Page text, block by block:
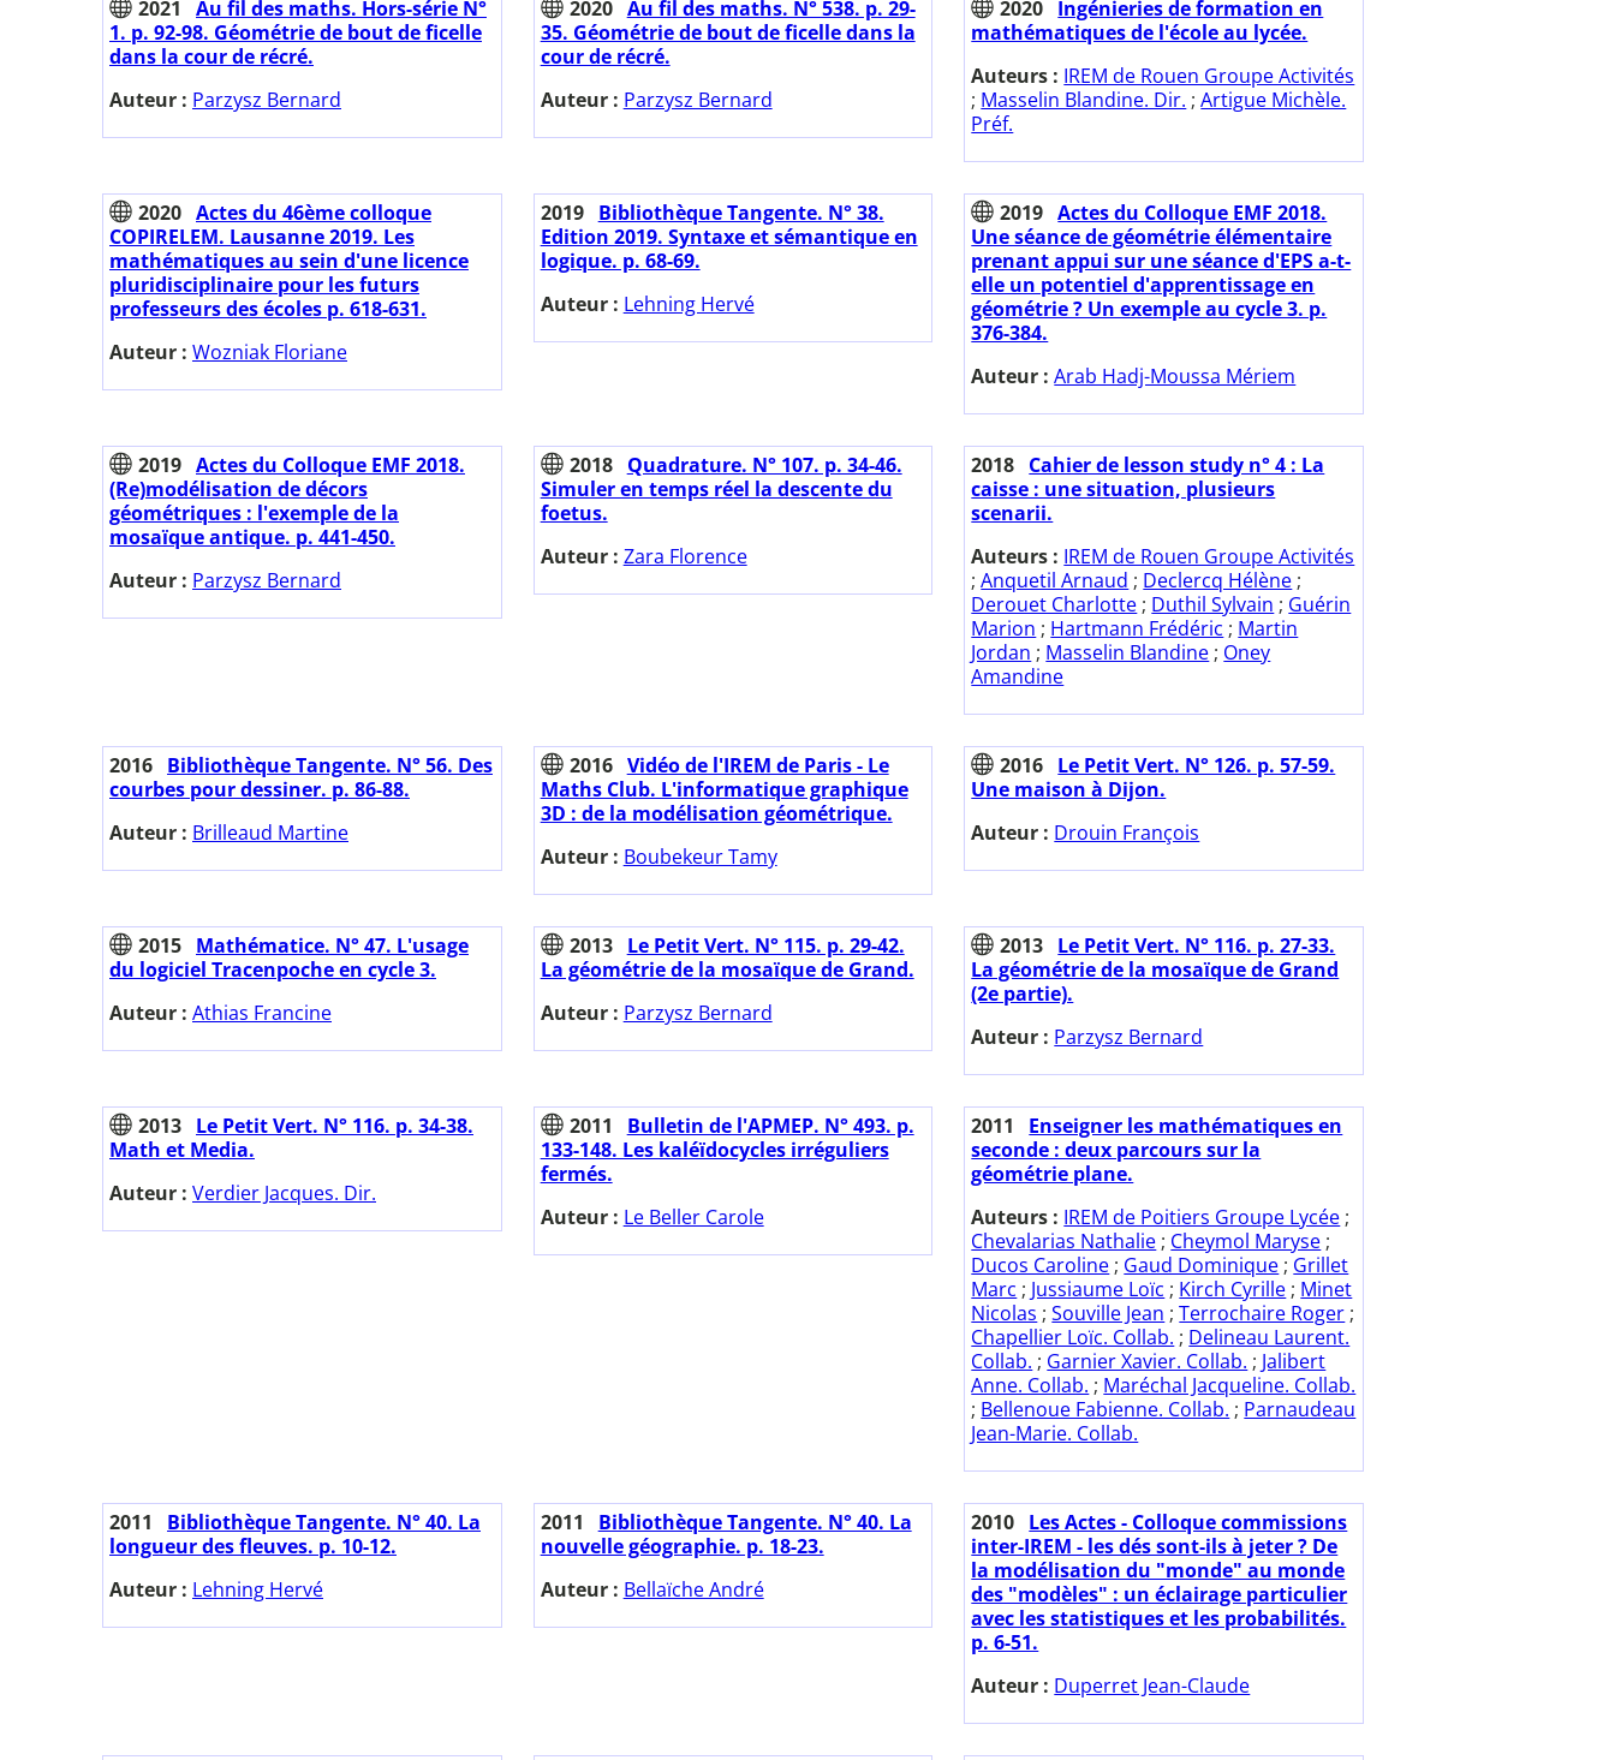
2021
Au fil des maths. Hors-série N°
1. p. 92-98. Géométrie de bout de ficelle
dans la cour de récré.
Auteur : Parzysz Bernard
2020 Au fil des maths. N° 538. p. 29-
35. Géométrie de bout de ficelle dans la
cour de récré.
Auteur : Parzysz Bernard
2020 Ingénieries de formation en
mathématiques de l'école au lycée.
Auteurs : IREM de Rouen Groupe Activités
; Masselin Blandine. Dir. ;Artigue Michèle.
Préf.
2020 Actes du 46ème colloque
COPIRELEM. Lausanne 2019. Les
mathématiques au sein d'une licence
pluridisciplinaire pour les futurs
professeurs des écoles p. 618-631.
Auteur : Wozniak Floriane
2019
Bibliothèque Tangente. N° 38.
Edition 2019. Syntaxe et sémantique en
logique. p. 68-69.
Auteur : Lehning Hervé
2019 Actes du Colloque EMF 2018.
Une séance de géométrie élémentaire
prenant appui sur une séance d'EPS a-t-
elle un potentiel d'apprentissage en
géométrie ? Un exemple au cycle 3. p.
376-384.
Auteur :Arab Hadj-Moussa Mériem
2019 Actes du Colloque EMF 2018.
(Re)modélisation de décors
géométriques : l'exemple de la
mosaïque antique. p. 441-450.
Auteur : Parzysz Bernard
2018
Quadrature. N° 107. p. 34-46.
Simuler en temps réel la descente du
foetus.
Auteur : Zara Florence
2018 Cahier de lesson study n° 4 : La
caisse : une situation, plusieurs
scenarii.
Auteurs : IREM de Rouen Groupe Activités
;Anquetil Arnaud ; Declercq Hélène ;
Derouet Charlotte ; Duthil Sylvain ; Guérin
Marion ; Hartmann Frédéric ; Martin
Jordan ; Masselin Blandine ; Oney
Amandine
2016 Bibliothèque Tangente. N° 56. Des
courbes pour dessiner. p. 86-88.
Auteur : Brilleaud Martine
2016 Vidéo de l'IREM de Paris - Le
Maths Club. L'informatique graphique
3D : de la modélisation géométrique.
Auteur : Boubekeur Tamy
2016 Le Petit Vert. N° 126. p. 57-59.
Une maison à Dijon.
Auteur : Drouin François
2015 Mathématice. N° 47. L'usage
du logiciel Tracenpoche en cycle 3.
Auteur : Athias Francine
2013
Le Petit Vert. N° 115. p. 29-42.
La géométrie de la mosaïque de Grand.
Auteur : Parzysz Bernard
2013 Le Petit Vert. N° 116. p. 27-33.
La géométrie de la mosaïque de Grand
(2e partie).
Auteur : Parzysz Bernard
2013 Le Petit Vert. N° 116. p. 34-38.
Math et Media.
Auteur : Verdier Jacques. Dir.
2011
Bulletin de l'APMEP. N° 493. p.
133-148. Les kaléïdocycles irréguliers
fermés.
Auteur : Le Beller Carole
2011
Enseigner les mathématiques en
seconde : deux parcours sur la
géométrie plane.
Auteurs : IREM de Poitiers Groupe Lycée ;
Chevalarias Nathalie ; Cheymol Maryse ;
Ducos Caroline ; Gaud Dominique ; Grillet
Marc ; Jussiaume Loïc ; Kirch Cyrille ; Minet
Nicolas ;Souville Jean ;Terrochaire Roger ;
Chapellier Loïc. Collab. ; Delineau Laurent.
Collab. ; Garnier Xavier. Collab. ; Jalibert
Anne. Collab. ; Maréchal Jacqueline. Collab.
; Bellenoue Fabienne. Collab. ; Parnaudeau
Jean-Marie. Collab.
2011
Bibliothèque Tangente. N° 40. La
longueur des fleuves. p. 10-12.
Auteur : Lehning Hervé
2011
Bibliothèque Tangente. N° 40. La
nouvelle géographie. p. 18-23.
Auteur : Bellaïche André
2010 Les Actes - Colloque commissions
inter-IREM - les dés sont-ils à jeter ? De
la modélisation du "monde" au monde
des "modèles" : un éclairage particulier
avec les statistiques et les probabilités.
p. 6-51.
Auteur : Duperret Jean-Claude